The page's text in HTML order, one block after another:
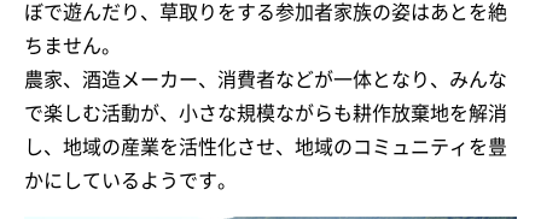
ぼで遊んだり、草取りをする参加者家族の姿はあとを絶
ちません。
農家、酒造メーカー、消費者などが一体となり、みんな
で楽しむ活動が、小さな規模ながらも耕作放棄地を解消
し、地域の産業を活性化させ、地域のコミュニティを豊
かにしているようです。